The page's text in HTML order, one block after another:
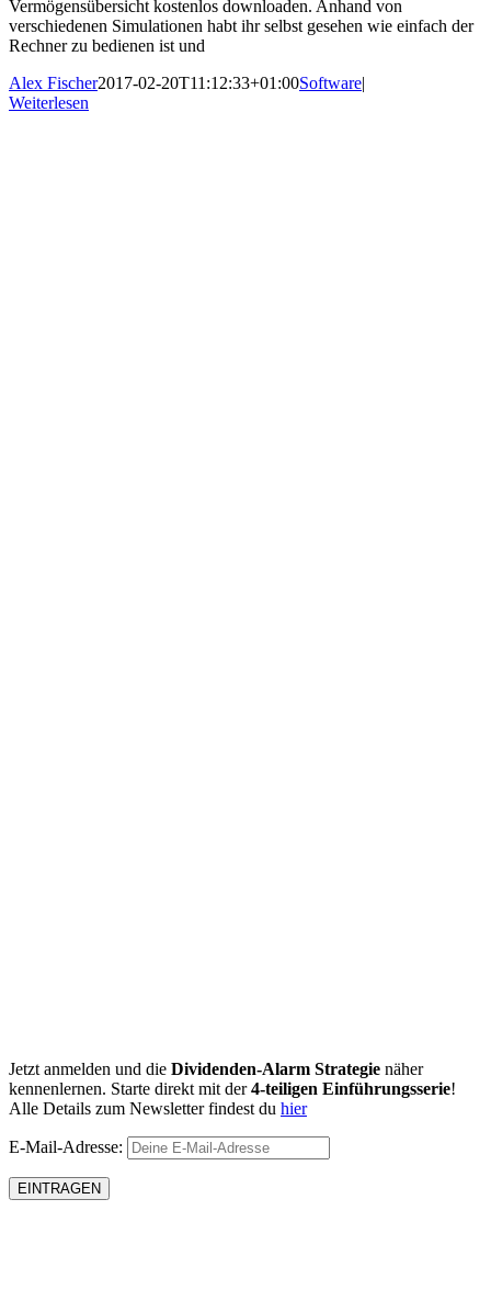
Vermögensübersicht kostenlos downloaden. Anhand von
verschiedenen Simulationen habt ihr selbst gesehen wie einfach der
Rechner zu bedienen ist und
Alex Fischer2017-02-20T11:12:33+01:00Software|
Weiterlesen
Jetzt anmelden und die Dividenden-Alarm Strategie näher
kennenlernen. Starte direkt mit der4-teiligen Einführungsserie!
Alle Details zum Newsletter findest du hier
E-Mail-Adresse: